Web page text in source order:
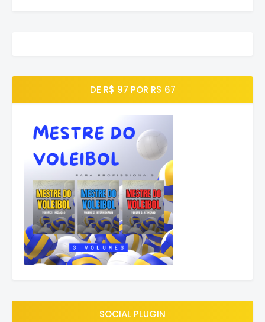
DE R$ 97 POR R$ 67
SOCIAL PLUGIN